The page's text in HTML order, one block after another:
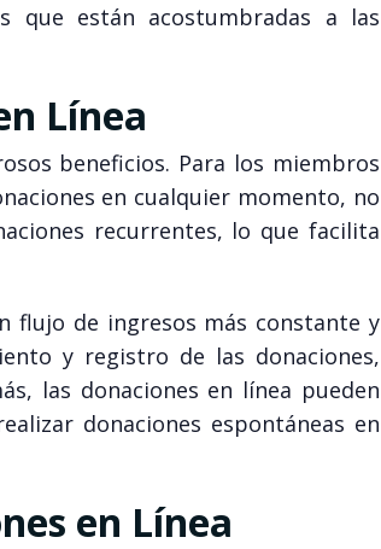
que están acostumbradas a las
Línea
beneficios. Para los miembros
en cualquier momento, no
recurrentes, lo que facilita
flujo de ingresos más constante y
y registro de las donaciones,
las donaciones en línea pueden
donaciones espontáneas en
en Línea